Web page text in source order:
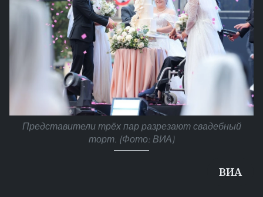
Представители трёх пар разрезают свадебный
торт. (Фото: ВИА)
ВИА